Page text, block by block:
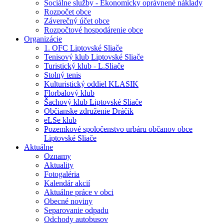
Sociálne služby - Ekonomicky oprávnené náklady
Rozpočet obce
Záverečný účet obce
Rozpočtové hospodárenie obce
Organizácie
1. OFC Liptovské Sliače
Tenisový klub Liptovské Sliače
Turistický klub - L.Sliače
Stolný tenis
Kulturistický oddiel KLASIK
Florbalový klub
Šachový klub Liptovské Sliače
Občianske združenie Dráčik
eLSe klub
Pozemkové spoločenstvo urbáru občanov obce
Liptovské Sliače
Aktuálne
Oznamy
Aktuality
Fotogaléria
Kalendár akcií
Aktuálne práce v obci
Obecné noviny
Separovanie odpadu
Odchody autobusov